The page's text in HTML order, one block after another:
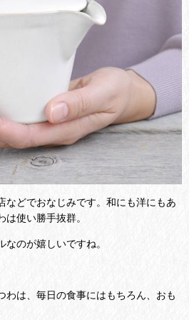
などでおなじみです。和にも洋にもあ
使い勝手抜群。
のが嬉しいですね。
わは、毎日の食事にはもちろん、おも